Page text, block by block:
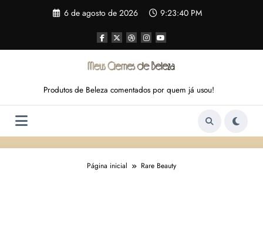
6 de agosto de 2026 9:23:41 PM
Produtos de Beleza comentados por quem já usou!
Página inicial Rare Beauty